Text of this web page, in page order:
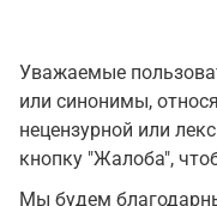
Уважаемые
или синонимы,
нецензурной или
кнопку "Жалоба",
Мы будем